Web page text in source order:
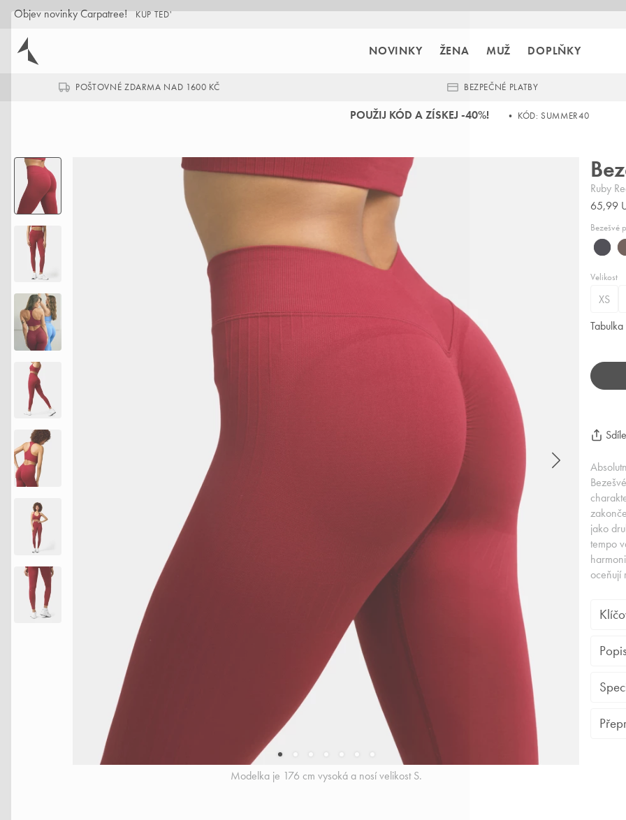
Objev novinky Carpatree! KUP TED'
NOVINKY ŽENA MUŽ DOPLŇKY
POŠTOVNÉ ZDARMA NAD 1600 KČ BEZPEČNÉ PLATBY
POUŽIJ KÓD A ZÍSKEJ -40%! • KÓD: SUMMER40
bezešvé
legíny
vysokým
pasem
legíny,
které
zvýrazňují
hýždě
dámské
sportovní
legíny
Modelka je 176 cm vysoká a nosí velikost S.
Ruby
65,99
Bezešvé
Classic
Black,
černé
Velikost
XS
jako
tempo
oceňují
%).